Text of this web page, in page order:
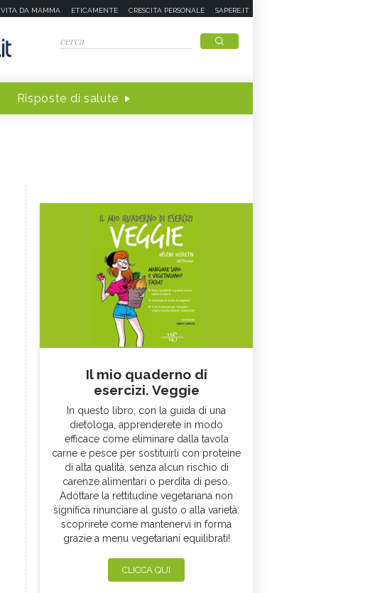
VITA DA MAMMA ETICAMENTE CRESCITA PERSONALE SAPERE.IT
Risposte di salute
Il mio quaderno di
esercizi. Veggie
In questo libro, con la guida di una
dietologa, apprenderete in modo
efficace come eliminare dalla tavola
carne e pesce per sostituirli con proteine
di alta qualità, senza alcun rischio di
carenze alimentari o perdita di peso.
Adottare la rettitudine vegetariana non
significa rinunciare al gusto o alla varietà:
scoprirete come mantenervi in forma
grazie a menu vegetariani equilibrati!
CLICCA QUI